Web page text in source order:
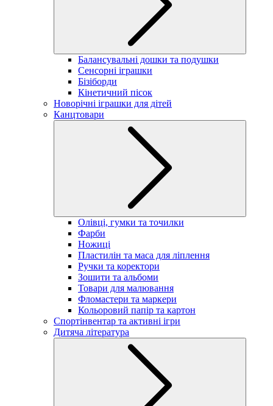
Балансувальні дошки та подушки
Сенсорні іграшки
Бізіборди
Кінетичний пісок
Новорічні іграшки для дітей
Канцтовари
Олівці, гумки та точилки
Фарби
Ножиці
Пластилін та маса для ліплення
Ручки та коректори
Зошити та альбоми
Товари для малювання
Фломастери та маркери
Кольоровий папір та картон
Спортінвентар та активні ігри
Дитяча література